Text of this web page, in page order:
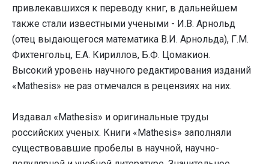
привлекавшихся к переводу книг, в дальнейшем
также стали известными учеными - И.В. Арнольд
(отец выдающегося математика В.И. Арнольда), Г.М.
Фихтенгольц, Е.А. Кириллов, Б.Ф. Цомакион.
Высокий уровень научного редактирования изданий
«Mathesis» не раз отмечался в рецензиях на них.
Издавал «Mathesis» и оригинальные труды
российских ученых. Книги «Mathesis» заполняли
существовавшие пробелы в научной, научно-